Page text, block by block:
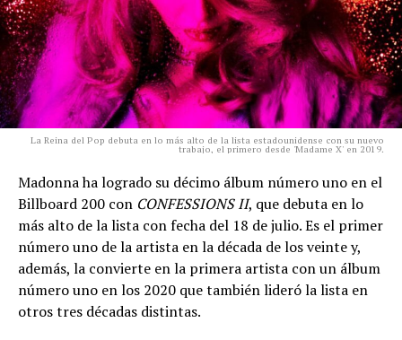
La Reina del Pop debuta en lo más alto de la lista estadounidense con su nuevo
trabajo, el primero desde 'Madame X' en 2019.
Madonna ha logrado su décimo álbum número uno en el
Billboard 200 con CONFESSIONS II, que debuta en lo
más alto de la lista con fecha del 18 de julio. Es el primer
número uno de la artista en la década de los veinte y,
además, la convierte en la primera artista con un álbum
número uno en los 2020 que también lideró la lista en
otros tres décadas distintas.